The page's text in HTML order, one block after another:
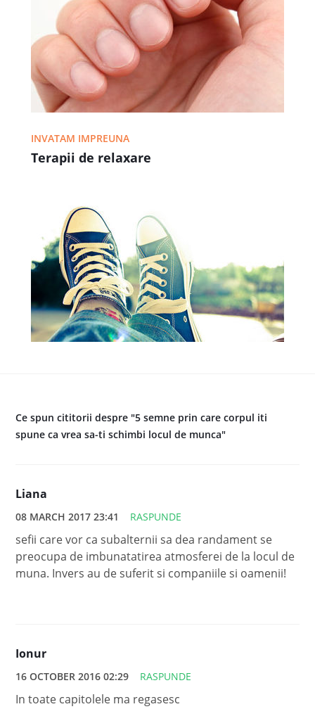
INVATAM IMPREUNA
Terapii de relaxare
Ce spun cititorii despre "5 semne prin care corpul iti
spune ca vrea sa-ti schimbi locul de munca"
Liana
08 MARCH 2017 23:41 RASPUNDE
sefii care vor ca subalternii sa dea randament se
preocupa de imbunatatirea atmosferei de la locul de
muna. Invers au de suferit si companiile si oamenii!
Ionur
16 OCTOBER 2016 02:29 RASPUNDE
In toate capitolele ma regasesc